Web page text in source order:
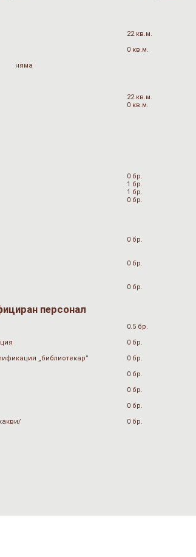
22 кв.м.
0 кв.м.
няма
22 кв.м.
0 кв.м.
0 бр.
1 бр.
1 бр.
0 бр.
0 бр.
0 бр.
0 бр.
персонал
0.5 бр.
0 бр.
„библиотекар”
0 бр.
0 бр.
0 бр.
0 бр.
0 бр.